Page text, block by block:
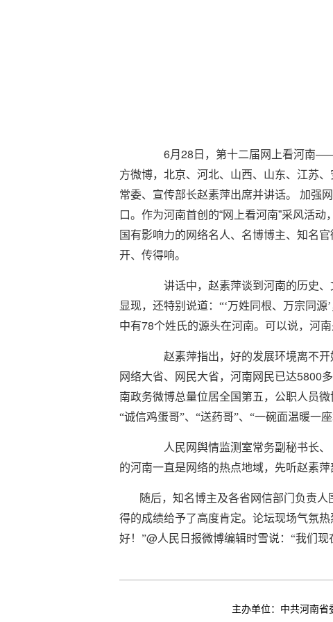
6月 28 日，第十二届网上看河南
方微博，北京、河北、山西、山东、江苏
常委、宣传部长赵素萍出席并讲话。
加强
口。作为河南首创的“网上看河南”采风活动
国有影响力的网络名人、名博博主、知名
开、传得响。
讲话中，赵素萍谈到河南的历史、
显现，还特别说道：“‘万姓同根、万宗同
中有78个姓氏的源头在河南。可以说，河南
赵素萍指出，好的发展环境离不开
网络大省、网民大省，河南网民已达5800
南政务微博总量位居全国第五，公职人员
“诚信鸡蛋哥”、“送药哥”、“一碗面温暖一
人民网舆情监测室常务副秘书长
的河南一直是网络的热点地域，先听赵素
随后，知名博主及各省网信部门负责
得的成绩给予了高度肯定。论坛现场气氛热
好！”@人民日报微博编辑时雪说：“我们
主办单位：中共河南